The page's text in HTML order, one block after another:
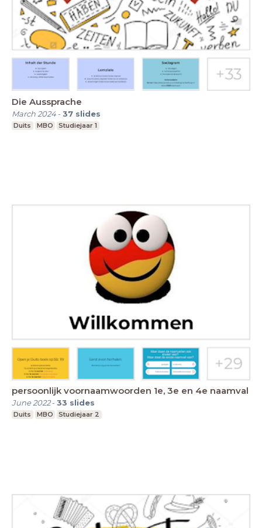
Die Aussprache
March 2024-37 slides
Duits MBO Studiejaar 1
persoonlijk voornaamwoorden 1e, 3e en 4e naamval
June 2022-33 slides
Duits MBO Studiejaar 2